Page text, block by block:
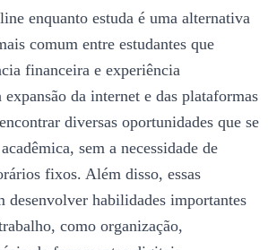
enquanto estuda é uma alternativa
comum entre estudantes que
financeira e experiência
da internet e das plataformas
diversas oportunidades que se
sem a necessidade de
fixos. Além disso, essas
desenvolver habilidades importantes
como organização,